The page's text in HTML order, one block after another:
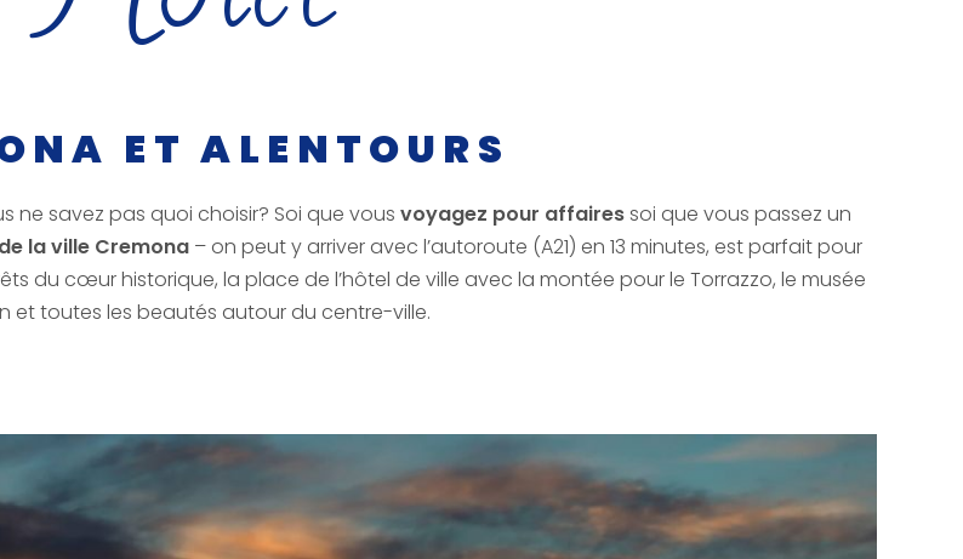
ET ALENTOURS
ne savez pas quoi choisir? Soi que vous voyagez pour affairessoi que vous passez un
la ville Cremona– on peut y arriver avec l’autoroute (A21) en 13 minutes, est parfait pour
du cœur historique, la place de l’hôtel de ville avec la montée pour le Torrazzo, le musée
et toutes les beautés autour du centre-ville.